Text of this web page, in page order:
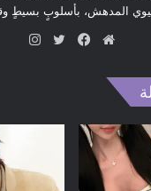
المدهش، بأسلوبٍ بسيطٍ
موق
في
تويت